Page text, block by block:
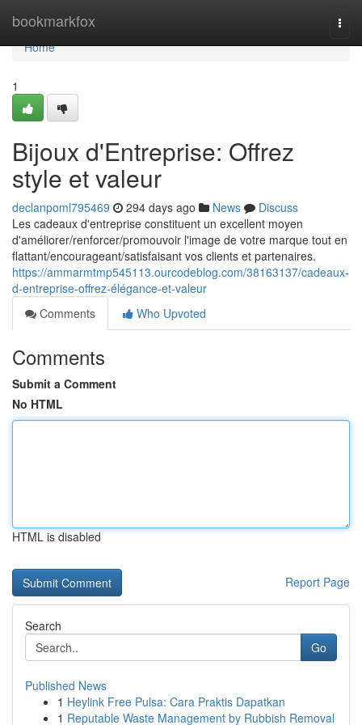
bookmarkfox
Home
Home
1
Bijoux d'Entreprise: Offrez
style et valeur
declanpoml795469 294 days ago News
Discuss
Les cadeaux d'entreprise constituent un excellent moyen
d'améliorer/renforcer/promouvoir l'image de votre marque tout en
flattant/encourageant/satisfaisant vos clients et partenaires.
https://ammarmtmp545113.ourcodeblog.com/38163137/cadeaux-
d-entreprise-offrez-élégance-et-valeur
Comments
Who Upvoted
Comments
Submit a Comment
No HTML
HTML is disabled
Report Page
Search
Go
Published News
1 Heylink Free Pulsa: Cara Praktis Dapatkan
1 Reputable Waste Management by Rubbish Removal